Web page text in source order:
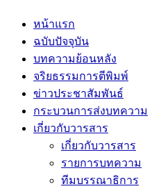
หน้าแรก
ฉบับปัจจุบัน
บทความย้อนหลัง
จริยธรรมการตีพิมพ์
ข่าวประชาสัมพันธ์
กระบวนการส่งบทความ
เกี่ยวกับวารสาร
เกี่ยวกับวารสาร
รายการบทความ
ทีมบรรณาธิการ